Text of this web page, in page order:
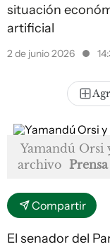
situación
artificial
2 de junio 2026
Yamandú Orsi
archivo
Compartir
El senador del